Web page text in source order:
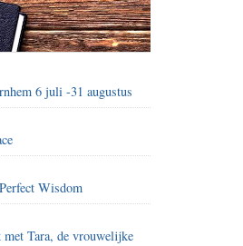
6 juli -31 augustus
Wisdom
met Tara, de vrouwelijke